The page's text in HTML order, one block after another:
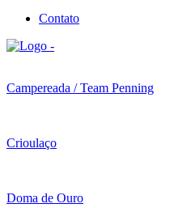
Contato
Campereada / Team Penning
Crioulaço
Doma de Ouro